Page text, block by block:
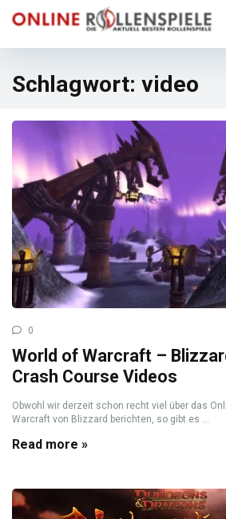
Schlagwort: video
0
World of Warcraft –
Crash Course Videos
Obwohl wir derzeit schon recht viel über das
Warcraft von Blizzard berichten, so gibt es ...
Read more »